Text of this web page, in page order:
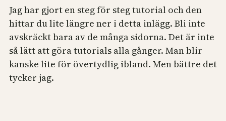
Jag har gjort en steg för steg tutorial och den
hittar du lite längre ner i detta inlägg. Bli inte
avskräckt bara av de många sidorna. Det är inte
så lätt att göra tutorials alla gånger. Man blir
kanske lite för övertydlig ibland. Men bättre det
tycker jag.